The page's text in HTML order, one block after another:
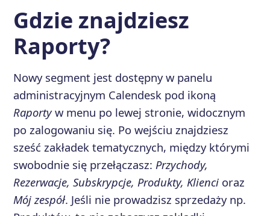
Gdzie znajdziesz
Raporty?
Nowy segment jest dostępny w panelu
administracyjnym Calendesk pod ikoną
Raportyw menu po lewej stronie, widocznym
po zalogowaniu się. Po wejściu znajdziesz
sześć zakładek tematycznych, między którymi
swobodnie się przełączasz: Przychody,
Rezerwacje, Subskrypcje, Produkty, Klienci oraz
Mój zespół. Jeśli nie prowadzisz sprzedaży np.